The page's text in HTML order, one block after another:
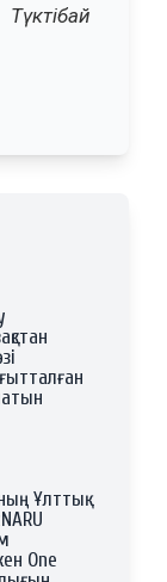
Түктібай
Ұлттық
One